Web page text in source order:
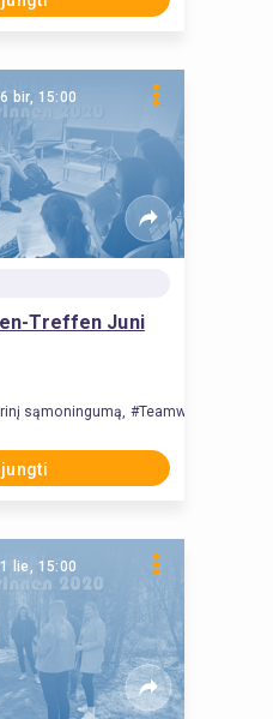
bir, 15:00
Treffen Juni
sąmoningumą, #Teamwork
lie, 15:00